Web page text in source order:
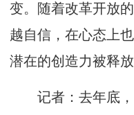
变。随着改革开放
越自信，在心态上
潜在的创造力被释放
记者：去年底，